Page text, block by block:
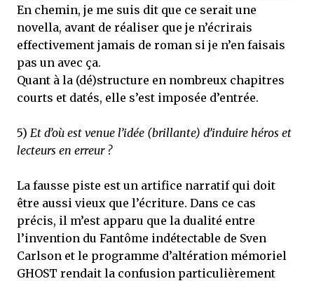
En chemin, je me suis dit que ce serait une
novella, avant de réaliser que je n’écrirais
effectivement jamais de roman si je n’en faisais
pas un avec ça.
Quant à la (dé)structure en nombreux chapitres
courts et datés, elle s’est imposée d’entrée.
5) Et d’où est venue l’idée (brillante) d’induire héros et
lecteurs en erreur ?
La fausse piste est un artifice narratif qui doit
être aussi vieux que l’écriture. Dans ce cas
précis, il m’est apparu que la dualité entre
l’invention du Fantôme indétectable de Sven
Carlson et le programme d’altération mémoriel
GHOST rendait la confusion particulièrement